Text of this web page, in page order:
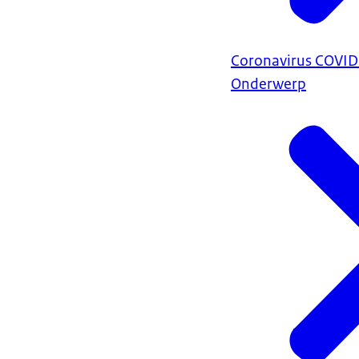
Coronavirus
Onderwerp